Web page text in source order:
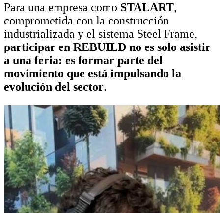
Para una empresa como STALART,
comprometida con la construcción
industrializada y el sistema Steel Frame,
participar en REBUILD no es solo asistir
a una feria: es formar parte del
movimiento que está impulsando la
evolución del sector.